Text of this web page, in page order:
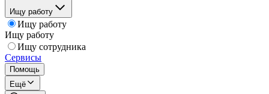
Ищу работу
Ищу работу
Ищу работу
Ищу сотрудника
Сервисы
Помощь
Ещё